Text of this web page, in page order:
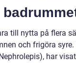
till nytta på flera
och frigöra
har